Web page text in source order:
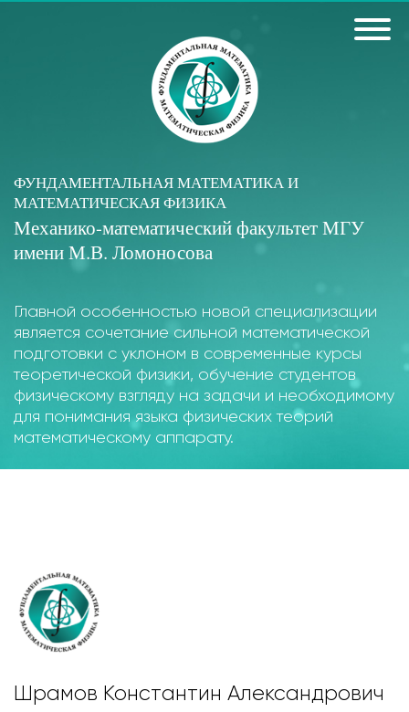
ФУНДАМЕНТАЛЬНАЯ МАТЕМАТИКА И
МАТЕМАТИЧЕСКАЯ ФИЗИКА
Механико-математический факультет МГУ
имени М.В. Ломоносова
Главной особенностью новой специализации
является сочетание сильной математической
подготовки с уклоном в современные курсы
теоретической физики, обучение студентов
физическому взгляду на задачи и необходимому
для понимания языка физических теорий
математическому аппарату.
Шрамов Константин Александрович